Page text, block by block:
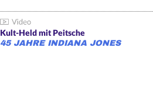
Kult-Held mit Peitsche
45 JAHRE INDIANA JONES